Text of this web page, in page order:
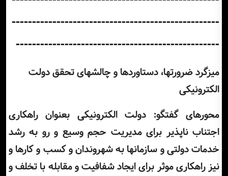
---------------------------------------------------
--------------------------------------------------
میزگردضرورتها، دستاوردها و چالشهای تحقق دولت
الکترونیکی
محورهای گفتگو: دولت الکترونیکی بعنوان راهکاری
اجتناب ناپذیر برای مدیریت حجم وسیع و رو به رشد
خدمات دولتی و سازمانها به شهروندان و کسب و کارها و
نیز راهکاری موثر برای ایجاد شفافیت و مقابله با تخلف و